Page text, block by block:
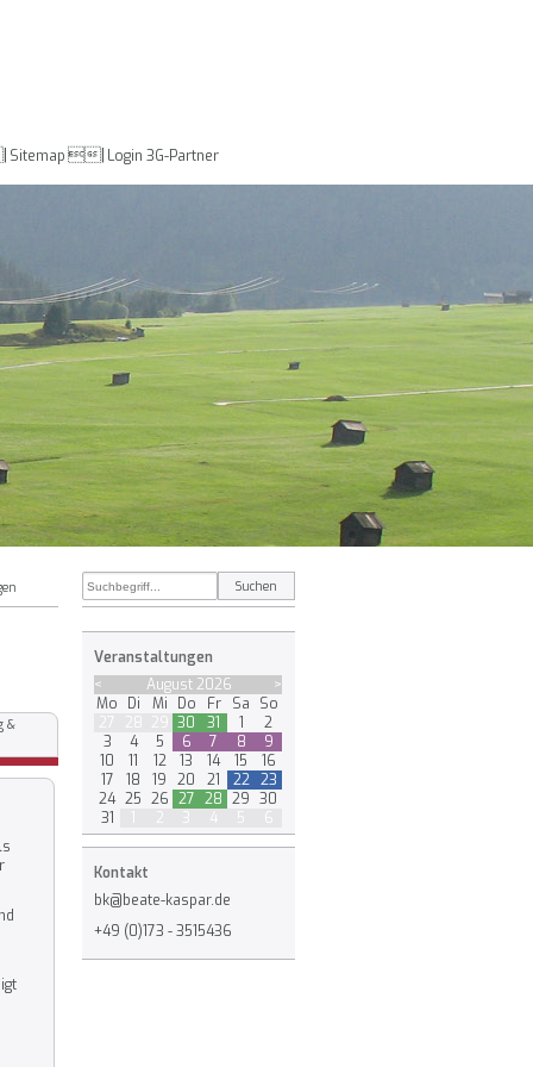
Sitemap| Login 3G-Partner
&
Veranstaltungen
<
August 2026
>
Mo
Di Mi Do Fr Sa
So
27
28 29 30 31 1
2
3
4 5 6 7 8
9
10
11 12 13 14 15
16
17
18 19 20 21 22 23
24 25 26 27 28 29 30
31
2 4 5 6
Kontakt
bk@beate-kaspar.de
+49 (0)173 - 3515436